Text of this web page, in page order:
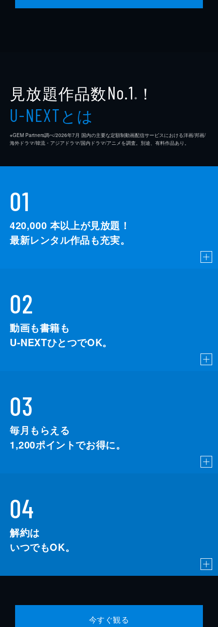
見放題作品数No.1 ※ ！
U-NEXTとは
※GEM Partners調べ/2026年7⽉ 国内の主要な定額制動画配信サービスにおける洋画/邦画/
海外ドラマ/韓流・アジアドラマ/国内ドラマ/アニメを調査。別途、有料作品あり。
01
420,000 本以上が見放題！
最新レンタル作品も充実。
02
動画も書籍も
U-NEXTひとつでOK。
03
毎月もらえる
1,200ポイントでお得に。
04
解約は
いつでもOK。
今すぐ観る